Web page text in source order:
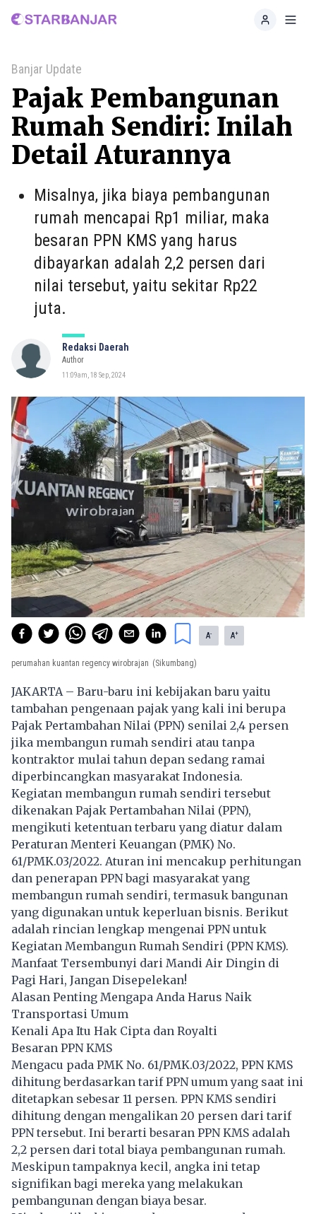
Home
Banjar Update
Pajak Pembangunan
Rumah Sendiri: Inilah
Detail Aturannya
Misalnya, jika biaya pembangunan
rumah mencapai Rp1 miliar, maka
besaran PPN KMS yang harus
dibayarkan adalah 2,2 persen dari
nilai tersebut, yaitu sekitar Rp22
juta.
Redaksi Daerah
Author
11:09am, 18 Sep, 2024
A- A+
perumahan kuantan regency wirobrajan (Sikumbang)
JAKARTA – Baru-baru ini kebijakan baru yaitu
tambahan pengenaan pajak yang kali ini berupa
Pajak Pertambahan Nilai (PPN) senilai 2,4 persen
jika membangun rumah sendiri atau tanpa
kontraktor mulai tahun depan sedang ramai
diperbincangkan masyarakat Indonesia.
Kegiatan membangun rumah sendiri tersebut
dikenakan Pajak Pertambahan Nilai (PPN),
mengikuti ketentuan terbaru yang diatur dalam
Peraturan Menteri Keuangan (PMK) No.
61/PMK.03/2022. Aturan ini mencakup perhitungan
dan penerapan PPN bagi masyarakat yang
membangun rumah sendiri, termasuk bangunan
yang digunakan untuk keperluan bisnis. Berikut
adalah rincian lengkap mengenai PPN untuk
Kegiatan Membangun Rumah Sendiri (PPN KMS).
Manfaat Tersembunyi dari Mandi Air Dingin di
Pagi Hari, Jangan Disepelekan!
Alasan Penting Mengapa Anda Harus Naik
Transportasi Umum
Kenali Apa Itu Hak Cipta dan Royalti
Besaran PPN KMS
Mengacu pada PMK No. 61/PMK.03/2022, PPN KMS
dihitung berdasarkan tarif PPN umum yang saat ini
ditetapkan sebesar 11 persen. PPN KMS sendiri
dihitung dengan mengalikan 20 persen dari tarif
PPN tersebut. Ini berarti besaran PPN KMS adalah
2,2 persen dari total biaya pembangunan rumah.
Meskipun tampaknya kecil, angka ini tetap
signifikan bagi mereka yang melakukan
pembangunan dengan biaya besar.